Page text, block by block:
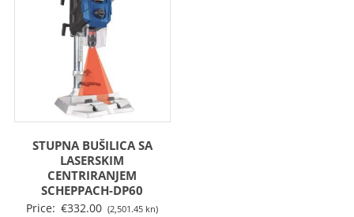
STUPNA BUŠILICA SA
LASERSKIM
CENTRIRANJEM
SCHEPPACH-DP60
Price: €332.00 (2,501.45 kn)